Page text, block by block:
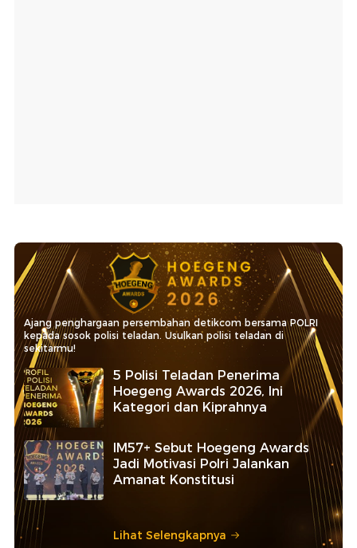
Ajang penghargaan persembahan detikcom bersama POLRI
kepada sosok polisi teladan. Usulkan polisi teladan di
sekitarmu!
5 Polisi Teladan Penerima
Hoegeng Awards 2026, Ini
Kategori dan Kiprahnya
IM57+ Sebut Hoegeng Awards
Jadi Motivasi Polri Jalankan
Amanat Konstitusi
Lihat Selengkapnya